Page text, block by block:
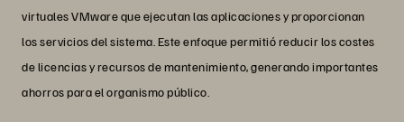
virtuales VMware que ejecutan las aplicaciones y proporcionan
los servicios del sistema. Este enfoque permitió reducir los costes
de licencias y recursos de mantenimiento, generando importantes
ahorros para el organismo público.